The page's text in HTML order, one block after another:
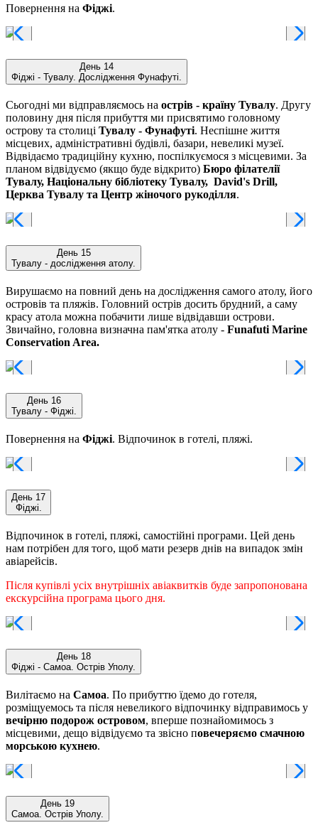
Повернення на Фіджі.
День 14
Фіджі - Тувалу. Дослідження Фунафуті.
Сьогодні ми відправляємось на острів - країну Тувалу. Другу
половину дня після прибуття ми присвятимо головному
острову та столиці Тувалу - Фунафуті. Неспішне життя
місцевих, адміністративні будівлі, базари, невеликі музеї.
Відвідаємо традиційну кухню, поспілкуємося з місцевими. За
планом відвідуємо (якщо буде відкрито) Бюро філателії
Тувалу, Національну бібліотеку Тувалу, David's Drill,
Церква Тувалу та Центр жіночого рукоділля.
День 15
Тувалу - дослідження атолу.
Вирушаємо на повний день на дослідження самого атолу, його
островів та пляжів. Головний острів досить брудний, а саму
красу атола можна побачити лише відвідавши острови.
Звичайно, головна визначна пам'ятка атолу - Funafuti Marine
Conservation Area.
День 16
Тувалу - Фіджі.
Повернення на Фіджі. Відпочинок в готелі, пляжі.
День 17
Фіджі.
Відпочинок в готелі, пляжі, самостійні програми. Цей день
нам потрібен для того, щоб мати резерв днів на випадок змін
авіарейсів.
Після купівлі усіх внутрішніх авіаквитків буде запропонована
екскурсійна програма цього дня.
День 18
Фіджі - Самоа. Острів Уполу.
Вилітаємо на Самоа. По прибуттю їдемо до готеля,
розміщуемось та після невеликого відпочинку відправимось у
вечірню подорож островом, вперше познайомимось з
місцевими, дещо відвідуємо та звісно повечеряємо смачною
морською кухнею.
День 19
Самоа. Острів Уполу.